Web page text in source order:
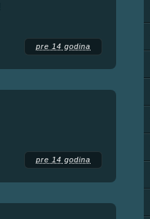
pre 14 godina
pre 14 godina